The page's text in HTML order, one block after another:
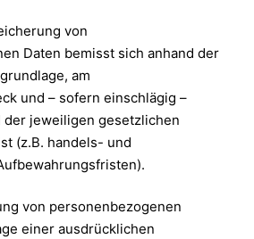
von
Daten bemisst sich anhand der
am
und – sofern einschlägig –
der jeweiligen gesetzlichen
(z.B. handels- und
von personenbezogenen
einer ausdrücklichen